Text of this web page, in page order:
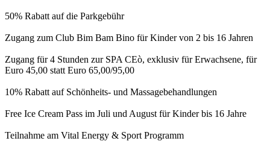
50% Rabatt auf die Parkgebühr
Zugang zum Club Bim Bam Bino für Kinder von 2 bis 16 Jahren
Zugang für 4 Stunden zur SPA CEò, exklusiv für Erwachsene, für
Euro 45,00 statt Euro 65,00/95,00
10% Rabatt auf Schönheits- und Massagebehandlungen
Free Ice Cream Pass im Juli und August für Kinder bis 16 Jahre
Teilnahme am Vital Energy & Sport Programm